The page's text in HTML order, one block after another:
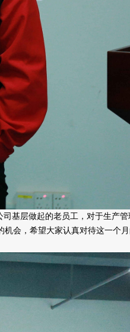
基层做起的老员工，对于生产
会，希望大家认真对待这一个